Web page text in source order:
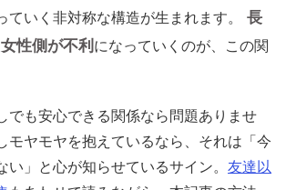
ていく非対称な構造が生まれます。
長
性側が不利 になっていくのが、この関
でも安心できる関係なら問題ありませ
モヤモヤを抱えているなら、それは「今
い」と心が知らせているサイン。 友達以